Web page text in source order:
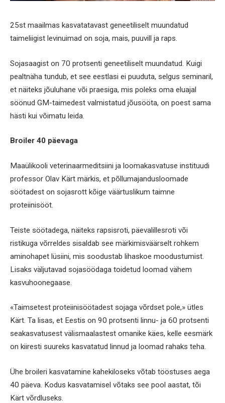
25st maailmas kasvatatavast geneetiliselt muundatud
taimeliigist levinuimad on soja, mais, puuvill ja raps.
Sojasaagist on 70 protsenti geneetiliselt muundatud. Kuigi
pealtnäha tundub, et see eestlasi ei puuduta, selgus seminaril,
et näiteks jõuluhane või praesiga, mis poleks oma eluajal
söönud GM-taimedest valmistatud jõusööta, on poest sama
hästi kui võimatu leida.
Broiler 40 päevaga
Maaülikooli veterinaarmeditsiini ja loomakasvatuse instituudi
professor Olav Kärt märkis, et põllumajandusloomade
söötadest on sojasrott kõige väärtuslikum taimne
proteiinisööt.
Teiste söötadega, näiteks rapsisroti, päevalillesroti või
ristikuga võrreldes sisaldab see märkimisväärselt rohkem
aminohapet lüsiini, mis soodustab lihaskoe moodustumist.
Lisaks väljutavad sojasöödaga toidetud loomad vähem
kasvuhoonegaase.
«Taimsetest proteiinisöötadest sojaga võrdset pole,» ütles
Kärt. Ta lisas, et Eestis on 90 protsenti linnu- ja 60 protsenti
seakasvatusest välismaalastest omanike käes, kelle eesmärk
on kiiresti suureks kasvatatud linnud ja loomad rahaks teha.
Ühe broileri kasvatamine kahekiloseks võtab tööstuses aega
40 päeva. Kodus kasvatamisel võtaks see pool aastat, tõi
Kärt võrdluseks.